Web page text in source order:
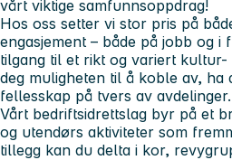
vårt viktige samfunnsoppdrag!
Hos oss setter vi stor pris på
engasjement – både på jobb og i
tilgang til et rikt og variert
deg muligheten til å koble av, ha
fellesskap på tvers av avdelinger.
Vårt bedriftsidrettslag byr på et
og utendørs aktiviteter som
tillegg kan du delta i kor,